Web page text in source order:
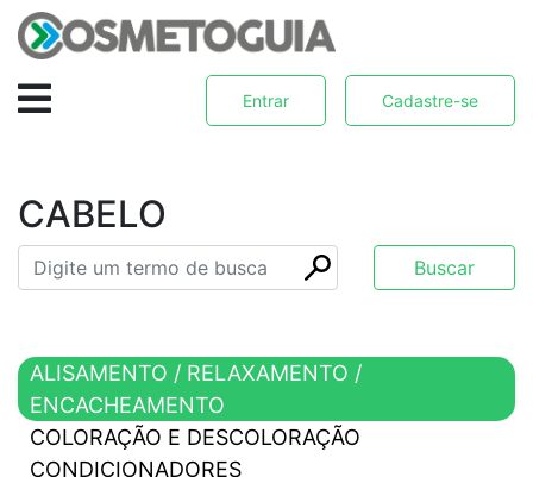
Entrar Cadastre-se
CABELO
ALISAMENTO / RELAXAMENTO /
ENCACHEAMENTO
COLORAÇÃO E DESCOLORAÇÃO
CONDICIONADORES